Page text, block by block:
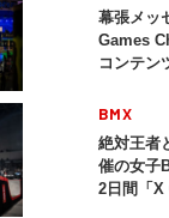
幕張メッ
Games
コンテン
BMX
絶対王者
催の女子
2日間「X